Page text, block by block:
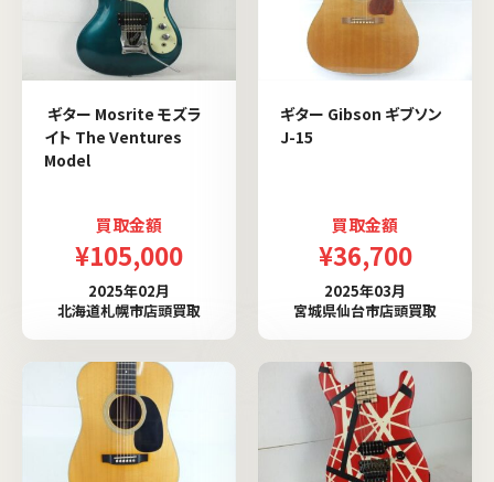
ギター Mosrite モズラ
イト The Ventures
Model
買取金額
¥105,000
2025年02月
北海道札幌市店頭買取
ギター Gibson ギブソン
J-15
買取金額
¥36,700
2025年03月
宮城県仙台市店頭買取